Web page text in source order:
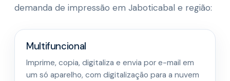
demanda de impressão em Jaboticabal e região:
Multifuncional
Imprime, copia, digitaliza e envia por e-mail em
um só aparelho, com digitalização para a nuvem